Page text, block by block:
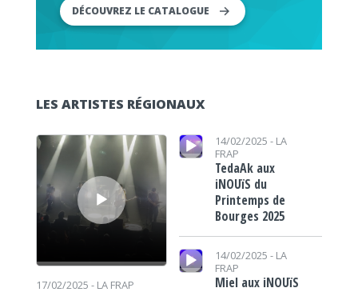
DÉCOUVREZ LE CATALOGUE
LES ARTISTES RÉGIONAUX
Lecteur audio
17/02/2025 - LA FRAP
Lecteur audio 14/02/2025 - LA
FRAP
TedaAk aux
iNOUïS du
Printemps de
Bourges 2025
Lecteur audio
14/02/2025 - LA
FRAP
Miel aux iNOUïS